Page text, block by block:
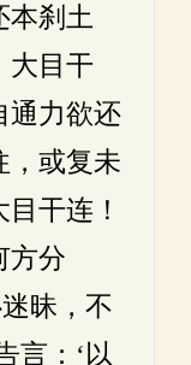
本刹土
大目干
通力欲还
，或复未
干连！
方分
昧，不
言：‘以